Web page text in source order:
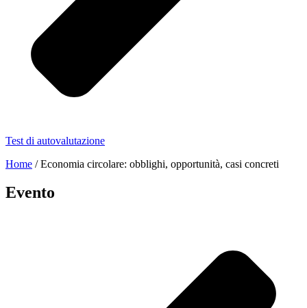
Test di autovalutazione
Home /Economia circolare: obblighi, opportunità, casi concreti
Evento